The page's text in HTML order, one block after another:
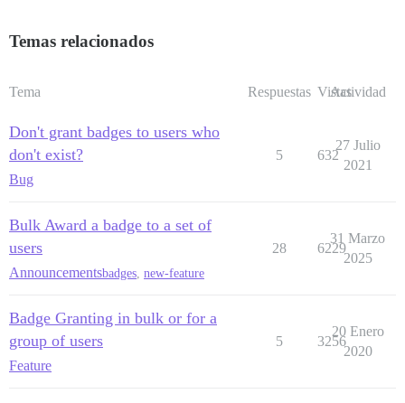
Temas relacionados
Tema Respuestas Vistas
Actividad
Don't grant badges to users who
don't exist?
Bug
5 632
27 Julio
2021
Bulk Award a badge to a set of
users
Announcementsbadges new-feature
28 6229
31 Marzo
2025
Badge Granting in bulk or for a
group of users
Feature
5 3256
20 Enero
2020